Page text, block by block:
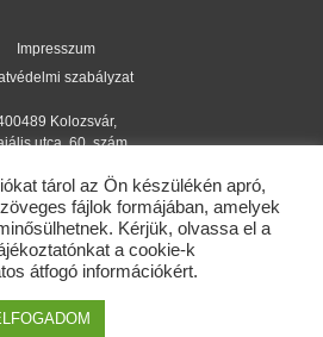
Impresszum
szabályzat
Kolozsvár,
utca, 60. szám
nok.rmdsz.ro 2021
tárol az Ön készülékén apró,
fájlok formájában, amelyek
Kérjük, olvassa el a
a cookie-k
átfogó információkért.